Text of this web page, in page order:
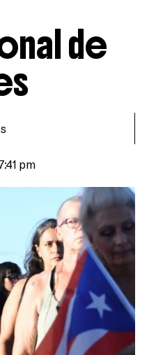
de
pm